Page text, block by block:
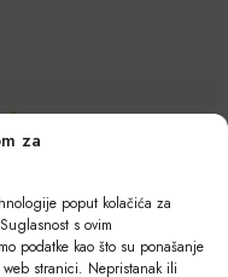
za
poput kolačića za
s ovim
podatke kao što su ponašanje
stranici. Nepristanak ili